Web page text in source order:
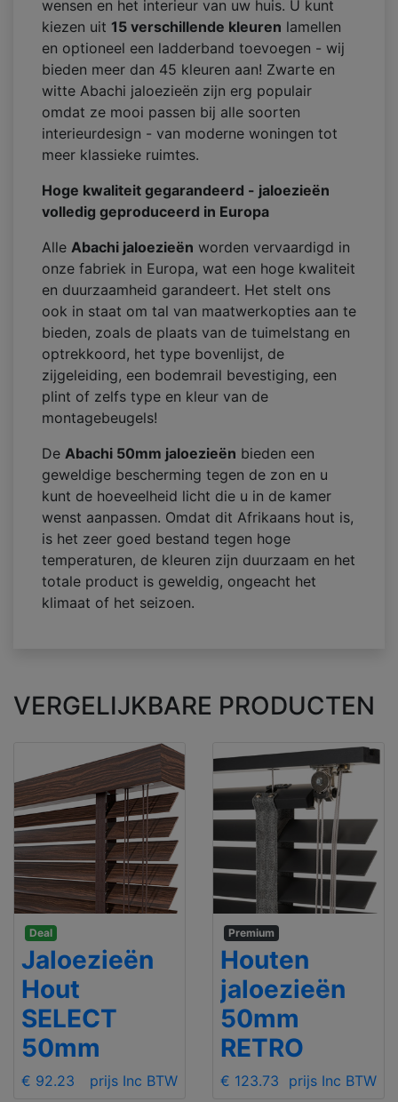
wensen en het interieur van uw huis. U kunt
kiezen uit 15 verschillende kleuren lamellen
en optioneel een ladderband toevoegen - wij
bieden meer dan 45 kleuren aan! Zwarte en
witte Abachi jaloezieën zijn erg populair
omdat ze mooi passen bij alle soorten
interieurdesign - van moderne woningen tot
meer klassieke ruimtes.
Hoge kwaliteit gegarandeerd - jaloezieën
volledig geproduceerd in Europa
Alle Abachi jaloezieën worden vervaardigd in
onze fabriek in Europa, wat een hoge kwaliteit
en duurzaamheid garandeert. Het stelt ons
ook in staat om tal van maatwerkopties aan te
bieden, zoals de plaats van de tuimelstang en
optrekkoord, het type bovenlijst, de
zijgeleiding, een bodemrail bevestiging, een
plint of zelfs type en kleur van de
montagebeugels!
De Abachi 50mm jaloezieën bieden een
geweldige bescherming tegen de zon en u
kunt de hoeveelheid licht die u in de kamer
wenst aanpassen. Omdat dit Afrikaans hout is,
is het zeer goed bestand tegen hoge
temperaturen, de kleuren zijn duurzaam en het
totale product is geweldig, ongeacht het
klimaat of het seizoen.
VERGELIJKBARE PRODUCTEN
Deal
Jaloezieën
Hout
SELECT
50mm
€ 92.23 prijs Inc BTW
Premium
Houten
jaloezieën
50mm
RETRO
€ 123.73 prijs Inc BTW